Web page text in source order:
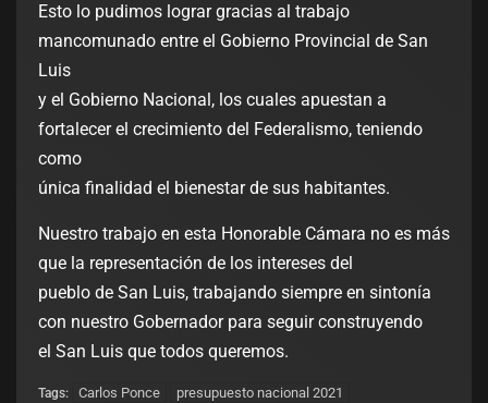
Esto lo pudimos lograr gracias al trabajo
mancomunado entre el Gobierno Provincial de San
Luis
y el Gobierno Nacional, los cuales apuestan a
fortalecer el crecimiento del Federalismo, teniendo
como
única finalidad el bienestar de sus habitantes.
Nuestro trabajo en esta Honorable Cámara no es más
que la representación de los intereses del
pueblo de San Luis, trabajando siempre en sintonía
con nuestro Gobernador para seguir construyendo
el San Luis que todos queremos.
Tags: Carlos Ponce presupuesto nacional 2021